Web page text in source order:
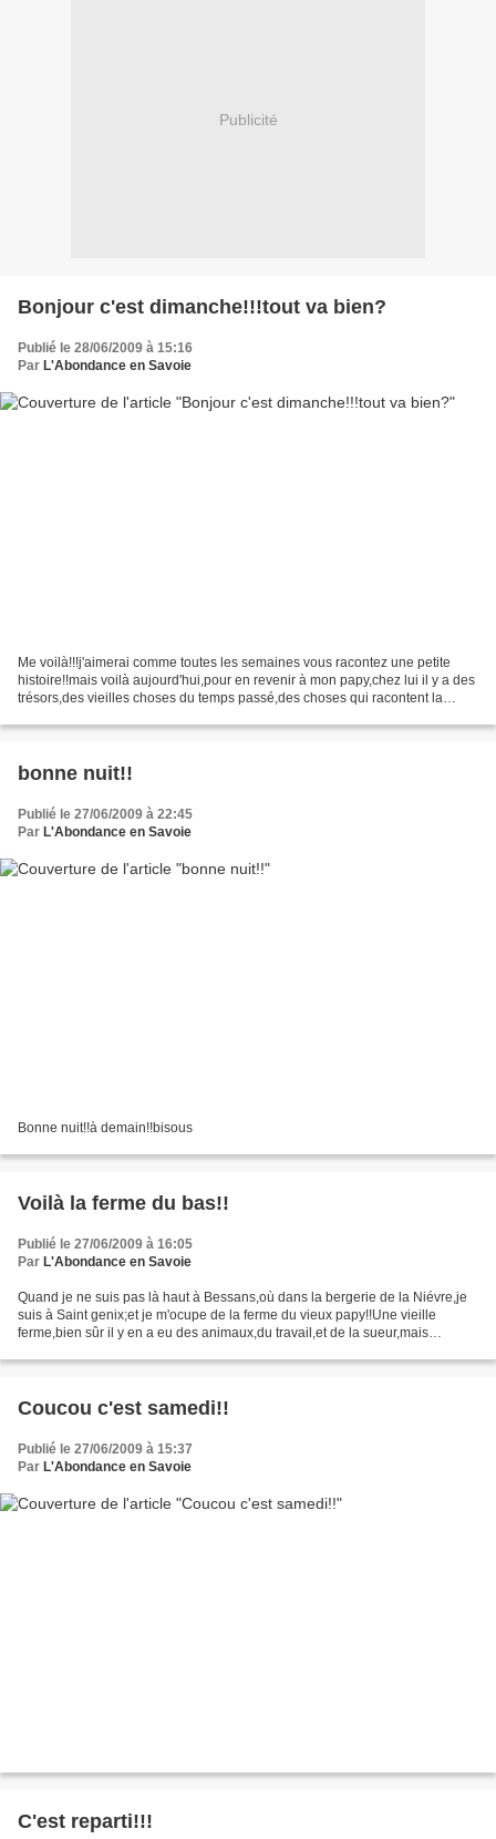
Publicité
Bonjour c'est dimanche!!!tout va bien?
Publié le 28/06/2009 à 15:16
Par L'Abondance en Savoie
Me voilà!!!j'aimerai comme toutes les semaines vous racontez une petite
histoire!!mais voilà aujourd'hui,pour en revenir à mon papy,chez lui il y a des
trésors,des vieilles choses du temps passé,des choses qui racontent la
bonne nuit!!
Publié le 27/06/2009 à 22:45
Par L'Abondance en Savoie
Bonne nuit!!à demain!!bisous
Voilà la ferme du bas!!
Publié le 27/06/2009 à 16:05
Par L'Abondance en Savoie
Quand je ne suis pas là haut à Bessans,où dans la bergerie de la Niévre,je
suis à Saint genix;et je m'ocupe de la ferme du vieux papy!!Une vieille
ferme,bien sûr il y en a eu des animaux,du travail,et de la sueur,mais
Coucou c'est samedi!!
Publié le 27/06/2009 à 15:37
Par L'Abondance en Savoie
C'est reparti!!!